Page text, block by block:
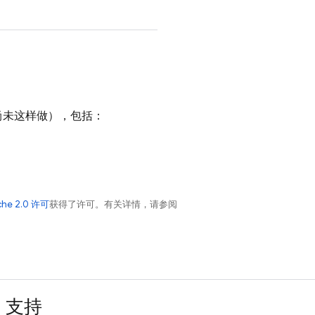
这样做），包括：
2.0 许可获得了许可。有关详情，请参阅
支持